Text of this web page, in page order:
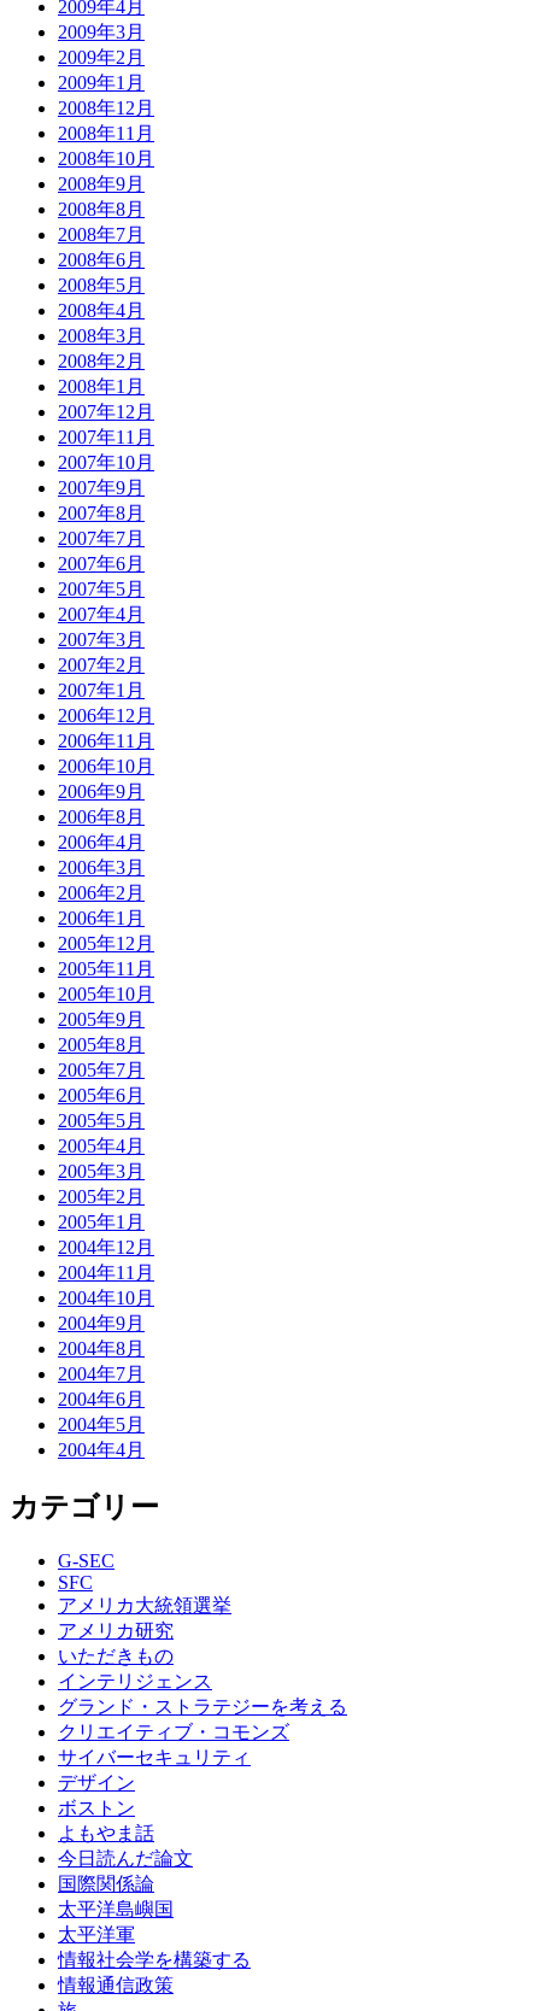
2009年4月
2009年3月
2009年2月
2009年1月
2008年12月
2008年11月
2008年10月
2008年9月
2008年8月
2008年7月
2008年6月
2008年5月
2008年4月
2008年3月
2008年2月
2008年1月
2007年12月
2007年11月
2007年10月
2007年9月
2007年8月
2007年7月
2007年6月
2007年5月
2007年4月
2007年3月
2007年2月
2007年1月
2006年12月
2006年11月
2006年10月
2006年9月
2006年8月
2006年4月
2006年3月
2006年2月
2006年1月
2005年12月
2005年11月
2005年10月
2005年9月
2005年8月
2005年7月
2005年6月
2005年5月
2005年4月
2005年3月
2005年2月
2005年1月
2004年12月
2004年11月
2004年10月
2004年9月
2004年8月
2004年7月
2004年6月
2004年5月
2004年4月
カテゴリー
G-SEC
SFC
アメリカ大統領選挙
アメリカ研究
いただきもの
インテリジェンス
グランド・ストラテジーを考える
クリエイティブ・コモンズ
サイバーセキュリティ
デザイン
ボストン
よもやま話
今日読んだ論文
国際関係論
太平洋島嶼国
太平洋軍
情報社会学を構築する
情報通信政策